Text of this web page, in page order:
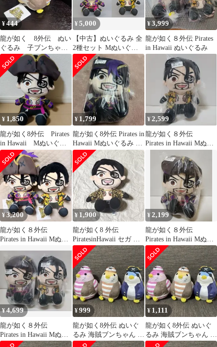
¥444
龍が如く 8外伝 ぬい
ぐるみ 子ブンちゃ
ん 海賊の子ブンちゃ
ん プライズ
¥5,000
【中古】ぬいぐるみ 全
2種セット Mぬいぐる
み 「龍が如く8外伝
Pirates in Hawaii」
¥3,999
龍が如く８外伝 Pirates
in Hawaii ぬいぐるみ
¥ 1,850
龍が如く8外伝 Pirates
in Hawaii Мぬいぐる
み 真島吾朗
¥ 1,799
龍が如く8外伝 Pirates in
Hawaii Mぬいぐるみ 真
島吾朗
¥2,599
龍が如く８外伝
Pirates in Hawaii Mぬい
ぐるみ 真島吾朗
¥3,200
龍が如く８外伝
Pirates in Hawaii Mぬい
¥ 1,900
龍が如く8 外伝
PiratesinHawaii セガ お
座りぬいぐるみ
¥2,199
龍が如く８外伝
Pirates in Hawaii Mぬい
ぐるみ 真島吾朗
¥4,699
龍が如く８外伝
Pirates in Hawaii Mぬい
ぐるみ 真島吾朗 2点
¥999
龍が如く8外伝 ぬいぐ
るみ 海賊ブンちゃん 3
種 ⑥
¥1,111
龍が如く8外伝 ぬいぐ
るみ 海賊ブンちゃん 3
種 ②